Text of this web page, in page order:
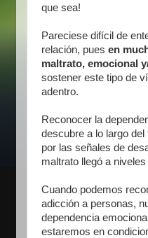
que sea!
Pareciese difícil de
relación, pues en
maltrato, emocional
sostener este tipo de
adentro.
Reconocer la
descubre a lo largo
por las señales de
maltrato llegó a
Cuando podemos
adicción a personas,
dependencia
estaremos en